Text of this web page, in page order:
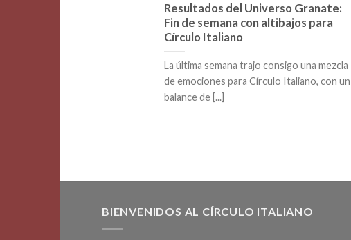
Resultados del Universo Granate:
Fin de semana con altibajos para
Círculo Italiano
La última semana trajo consigo una mezcla
de emociones para Círculo Italiano, con un
balance de [...]
BIENVENIDOS AL CÍRCULO ITALIANO